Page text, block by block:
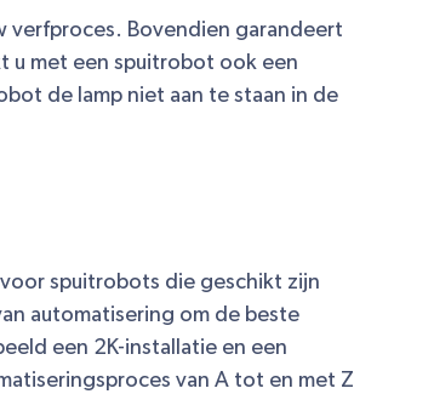
verfproces. Bovendien garandeert
u met een spuitrobot ook een
de lamp niet aan te staan in de
spuitrobots die geschikt zijn
automatisering om de beste
een 2K-installatie en een
van A tot en met Z